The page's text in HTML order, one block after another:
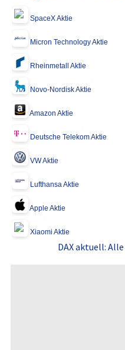
SpaceX Aktie
Micron Technology Aktie
Rheinmetall Aktie
Novo-Nordisk Aktie
Amazon Aktie
Deutsche Telekom Aktie
VW Aktie
Lufthansa Aktie
Apple Aktie
Xiaomi Aktie
DAX aktuell: